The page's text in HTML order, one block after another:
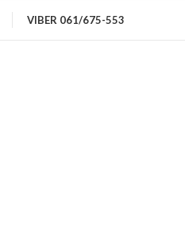
VIBER 061/675-553